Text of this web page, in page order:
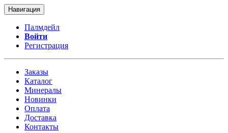
Навигация
Палмдейл
Войти
Регистрация
Заказы
Каталог
Минералы
Новинки
Оплата
Доставка
Контакты